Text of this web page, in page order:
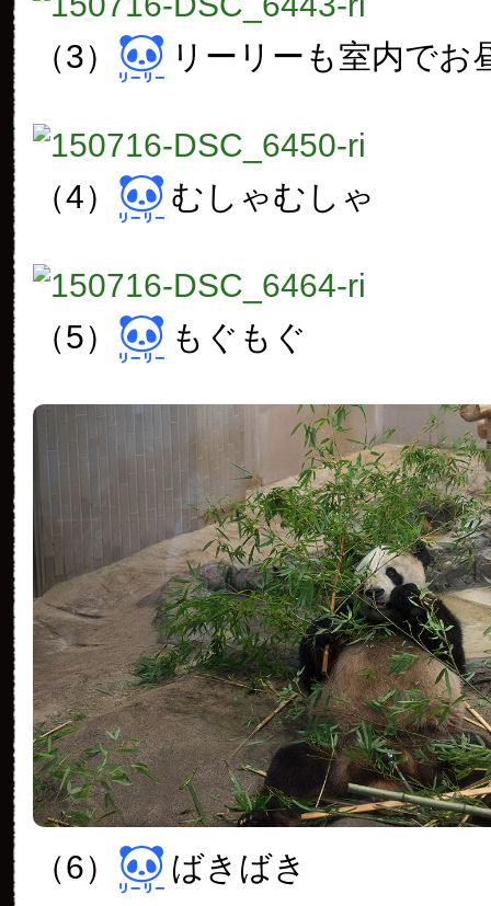
（3） リーリーも室内でお
（4） むしゃむしゃ
（5） もぐもぐ
（6） ばきばき